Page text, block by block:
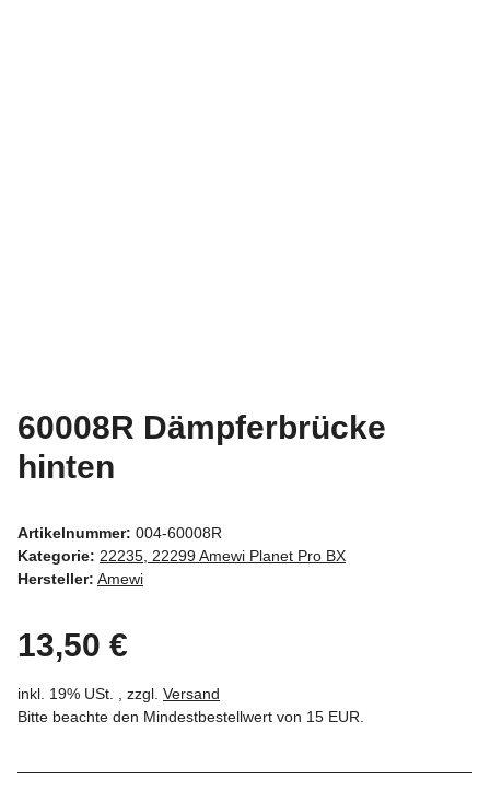
60008R Dämpferbrücke
hinten
Artikelnummer: 004-60008R
Kategorie: 22235, 22299 Amewi Planet Pro BX
Hersteller: Amewi
13,50 €
inkl. 19% USt. , zzgl. Versand
Bitte beachte den Mindestbestellwert von 15 EUR.